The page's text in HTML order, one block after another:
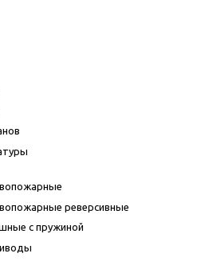
реверсивные
с пружиной